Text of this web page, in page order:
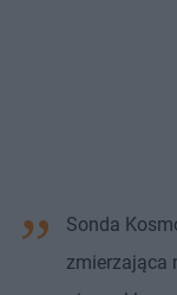
Sonda
zmierzająca